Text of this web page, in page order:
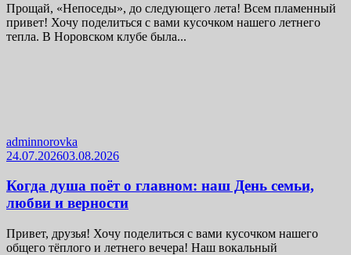
Прощай, «Непоседы», до следующего лета! Всем пламенный
привет! Хочу поделиться с вами кусочком нашего летнего
тепла. В Норовском клубе была...
adminnorovka
24.07.202603.08.2026
Когда душа поёт о главном: наш День семьи,
любви и верности
Привет, друзья! Хочу поделиться с вами кусочком нашего
общего тёплого и летнего вечера! Наш вокальный